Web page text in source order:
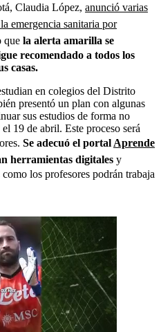
Claudia López, anunció varias
emergencia sanitaria por
que la alerta amarilla se
recomendado a todos los
casas.
en colegios del Distrito
presentó un plan con algunas
sus estudios de forma no
19 de abril. Este proceso será
Se adecuó el portal Aprende
herramientas digitales y
los profesores podrán trabaja